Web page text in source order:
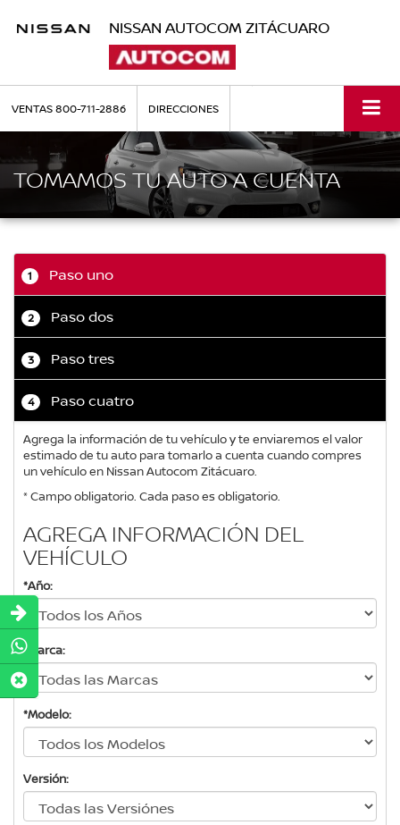
NISSAN AUTOCOM ZITÁCUARO
VENTAS800-711-2886 DIRECCIONES
TOMAMOS TU AUTO A CUENTA
1 Paso uno
2 Paso dos
3 Paso tres
4 Paso cuatro
Agrega la información de tu vehículo y te enviaremos el valor
estimado de tu auto para tomarlo a cuenta cuando compres
un vehículo en Nissan Autocom Zitácuaro.
* Campo obligatorio. Cada paso es obligatorio.
AGREGA INFORMACIÓN DEL
VEHÍCULO
*Año:
*Marca:
*Modelo:
Versión: